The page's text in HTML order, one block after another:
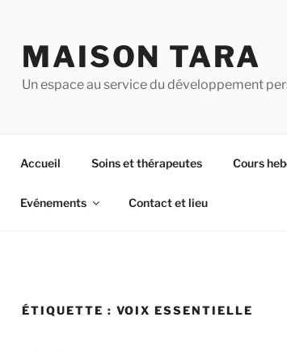
MAISON TARA
Un espace au service du développement
Accueil Soins et thérapeutes Cours
Evénements Contact et lieu
ÉTIQUETTE : VOIX ESSENTIELLE